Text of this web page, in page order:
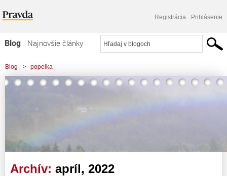
Registrácia Prihlásenie
Blog
Najnovšie články
Najčítanejšie články
Najkomentovanejšie články
Blog > popelka
Archív: apríl, 2022